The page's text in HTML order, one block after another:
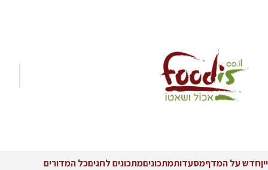
ייןחדש על המדףמסעדותמתכוניםמתכונים לחגיםכל המדורים